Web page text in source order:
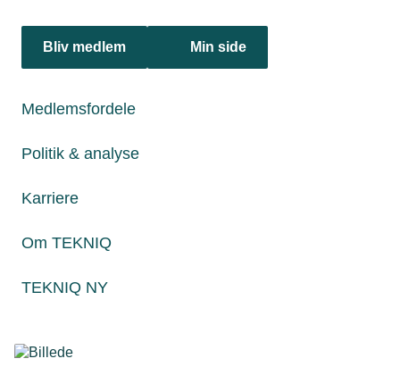
Bliv medlem Min side
Medlemsfordele
Politik & analyse
Karriere
Om TEKNIQ
TEKNIQ NY
Finn L. & Davidsen får ny CEO